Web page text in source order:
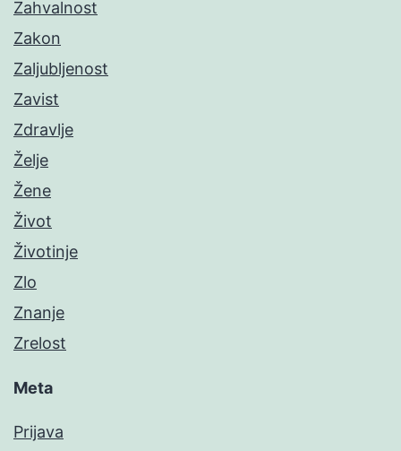
Zahvalnost
Zakon
Zaljubljenost
Zavist
Zdravlje
Želje
Žene
Život
Životinje
Zlo
Znanje
Zrelost
Meta
Prijava